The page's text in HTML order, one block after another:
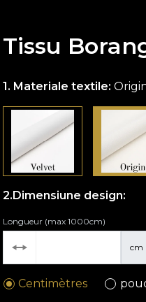
Tissu
Materiale textile:
Dimensiune design:
cm
Longueur (max 1000cm)
Centimètres